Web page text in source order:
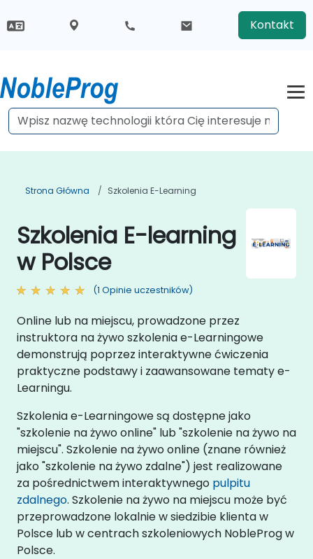
Kontakt
Strona Główna Szkolenia E-Learning
Szkolenia E-learning
w Polsce
(1 Opinie uczestników)
Online lub na miejscu, prowadzone przez
instruktora na żywo szkolenia e-Learningowe
demonstrują poprzez interaktywne ćwiczenia
praktyczne podstawy i zaawansowane tematy e-
Learningu.
Szkolenia e-Learningowe są dostępne jako
"szkolenie na żywo online" lub "szkolenie na żywo na
miejscu". Szkolenie na żywo online (znane również
jako "szkolenie na żywo zdalne") jest realizowane
za pośrednictwem interaktywnego pulpitu
zdalnego. Szkolenie na żywo na miejscu może być
przeprowadzone lokalnie w siedzibie klienta w
Polsce lub w centrach szkoleniowych NobleProg w
Polsce.